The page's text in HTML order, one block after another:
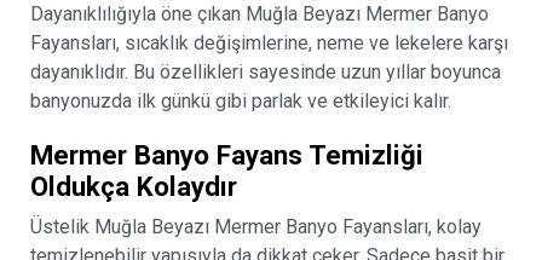
Dayanıklılığıyla öne çıkan Muğla Beyazı Mermer Banyo
Fayansları, sıcaklık değişimlerine, neme ve lekelere karşı
dayanıklıdır. Bu özellikleri sayesinde uzun yıllar boyunca
banyonuzda ilk günkü gibi parlak ve etkileyici kalır.
Mermer Banyo Fayans Temizliği
Oldukça Kolaydır
Üstelik Muğla Beyazı Mermer Banyo Fayansları, kolay
temizlenebilir yapısıyla da dikkat çeker. Sadece basit bir